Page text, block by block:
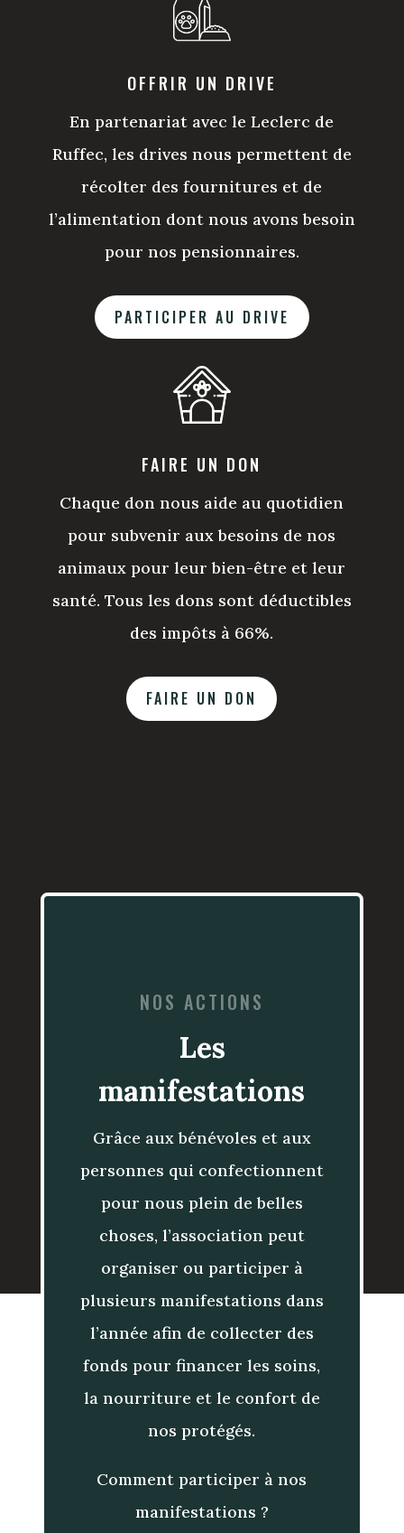
OFFRIR UN DRIVE
En partenariat avec le Leclerc de
Ruffec, les drives nous permettent de
récolter des fournitures et de
l’alimentation dont nous avons besoin
pour nos pensionnaires.
PARTICIPER AU DRIVE
FAIRE UN DON
Chaque don nous aide au quotidien
pour subvenir aux besoins de nos
animaux pour leur bien-être et leur
santé. Tous les dons sont déductibles
des impôts à 66%.
FAIRE UN DON
NOS ACTIONS
Les
manifestations
Grâce aux bénévoles et aux
personnes qui confectionnent
pour nous plein de belles
choses, l’association peut
organiser ou participer à
plusieurs manifestations dans
l’année afin de collecter des
fonds pour financer les soins,
la nourriture et le confort de
nos protégés.
Comment participer à nos
manifestations ?